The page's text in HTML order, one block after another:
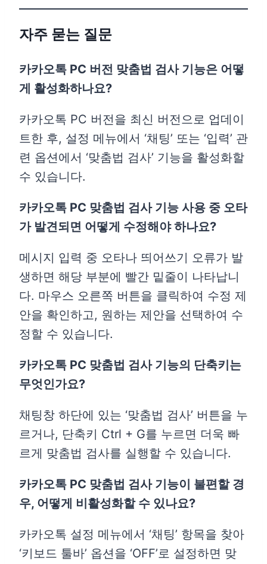
자주 묻는 질문
카카오톡 PC 버전 맞춤법 검사 기능은 어떻
게 활성화하나요?
카카오톡 PC 버전을 최신 버전으로 업데이
트한 후, 설정 메뉴에서 ‘채팅’ 또는 ‘입력’ 관
련 옵션에서 ‘맞춤법 검사’ 기능을 활성화할
수 있습니다.
카카오톡 PC 맞춤법 검사 기능 사용 중 오타
가 발견되면 어떻게 수정해야 하나요?
메시지 입력 중 오타나 띄어쓰기 오류가 발
생하면 해당 부분에 빨간 밑줄이 나타납니
다. 마우스 오른쪽 버튼을 클릭하여 수정 제
안을 확인하고, 원하는 제안을 선택하여 수
정할 수 있습니다.
카카오톡 PC 맞춤법 검사 기능의 단축키는
무엇인가요?
채팅창 하단에 있는 ‘맞춤법 검사’ 버튼을 누
르거나, 단축키 Ctrl + G를 누르면 더욱 빠
르게 맞춤법 검사를 실행할 수 있습니다.
카카오톡 PC 맞춤법 검사 기능이 불편할 경
우, 어떻게 비활성화할 수 있나요?
카카오톡 설정 메뉴에서 ‘채팅’ 항목을 찾아
‘키보드 툴바’ 옵션을 ‘OFF’로 설정하면 맞